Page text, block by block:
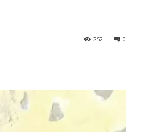
0
252